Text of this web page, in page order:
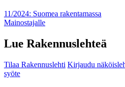
11/2024: Suomea rakentamassa
Mainostajalle
Lue Rakennuslehteä
Tilaa Rakennuslehti Kirjaudu
syöte